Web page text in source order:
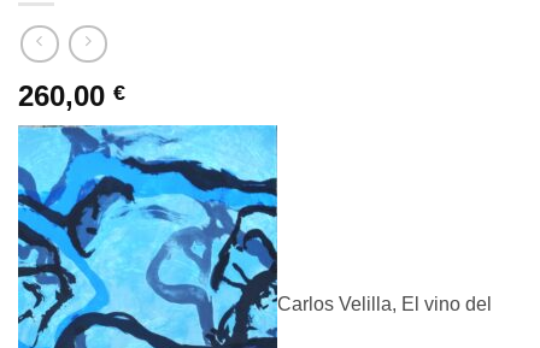
260,00 €
Carlos Velilla, El vino del